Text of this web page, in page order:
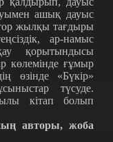
ашық дауыс
жылқы тағдыры
ар-намыс
қорытындысы
көлемінде ғұмыр
өзінде «Бүкір»
түсуде.
кітап болып
авторы, жоба